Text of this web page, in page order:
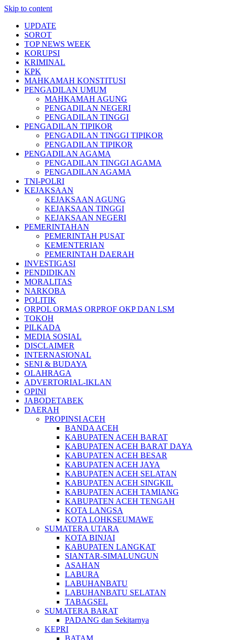
Skip to content
UPDATE
SOROT
TOP NEWS WEEK
KORUPSI
KRIMINAL
KPK
MAHKAMAH KONSTITUSI
PENGADILAN UMUM
MAHKAMAH AGUNG
PENGADILAN NEGERI
PENGADILAN TINGGI
PENGADILAN TIPIKOR
PENGADILAN TINGGI TIPIKOR
PENGADILAN TIPIKOR
PENGADILAN AGAMA
PENGADILAN TINGGI AGAMA
PENGADILAN AGAMA
TNI-POLRI
KEJAKSAAN
KEJAKSAAN AGUNG
KEJAKSAAN TINGGI
KEJAKSAAN NEGERI
PEMERINTAHAN
PEMERINTAH PUSAT
KEMENTERIAN
PEMERINTAH DAERAH
INVESTIGASI
PENDIDIKAN
MORALITAS
NARKOBA
POLITIK
ORPOL ORMAS ORPROF OKP DAN LSM
TOKOH
PILKADA
MEDIA SOSIAL
DISCLAIMER
INTERNASIONAL
SENI & BUDAYA
OLAHRAGA
ADVERTORIAL-IKLAN
OPINI
JABODETABEK
DAERAH
PROPINSI ACEH
BANDA ACEH
KABUPATEN ACEH BARAT
KABUPATEN ACEH BARAT DAYA
KABUPATEN ACEH BESAR
KABUPATEN ACEH JAYA
KABUPATEN ACEH SELATAN
KABUPATEN ACEH SINGKIL
KABUPATEN ACEH TAMIANG
KABUPATEN ACEH TENGAH
KOTA LANGSA
KOTA LOHKSEUMAWE
SUMATERA UTARA
KOTA BINJAI
KABUPATEN LANGKAT
SIANTAR-SIMALUNGUN
ASAHAN
LABURA
LABUHANBATU
LABUHANBATU SELATAN
TABAGSEL
SUMATERA BARAT
PADANG dan Sekitarnya
KEPRI
BATAM